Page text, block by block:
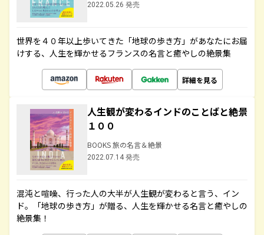
2022.05.26 発売
世界を４０年以上歩いてきた「地球の歩き方」があなたにお届
けする、人生を輝かせるフランスの名言と癒やしの絶景集
詳細を見る
人生観が変わるインドのことばと絶景
１００
BOOKS 旅の名言＆絶景
2022.07.14 発売
混沌と喧噪、行った人の大半が人生観が変わると言う、イン
ド。「地球の歩き方」が贈る、人生を輝かせる名言と癒やしの
絶景集！